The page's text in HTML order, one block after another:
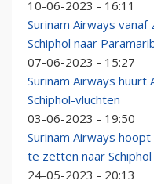
10-06-2023 - 16:11
Surinam Airways
Schiphol naar
07-06-2023 - 15:27
Surinam Airways huurt
Schiphol-vluchten
03-06-2023 - 19:50
Surinam Airways
te zetten naar Schiphol
24-05-2023 - 20:13